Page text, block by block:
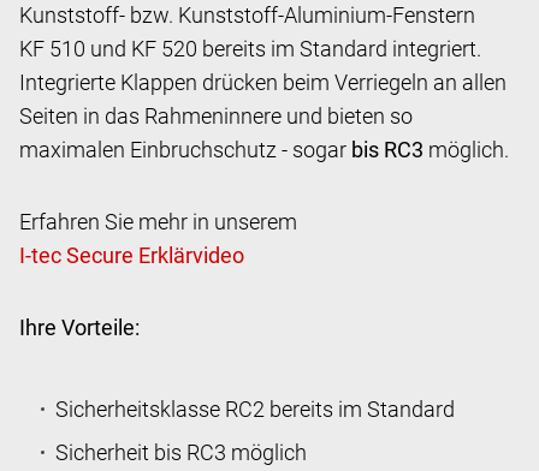
Kunststoff- bzw. Kunststoff-Aluminium-Fenstern
KF 510 und KF 520 bereits im Standard integriert.
Integrierte Klappen drücken beim Verriegeln an allen
Seiten in das Rahmeninnere und bieten so
maximalen Einbruchschutz - sogar bis RC3 möglich.
Erfahren Sie mehr in unserem
Ihre Vorteile:
Sicherheitsklasse RC2 bereits im Standard
Sicherheit bis RC3 möglich